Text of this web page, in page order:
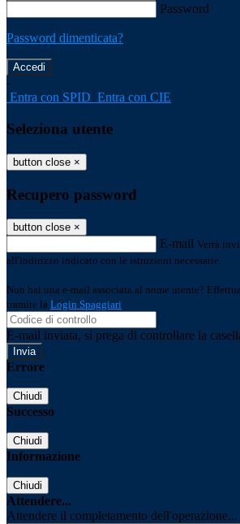
Password
Password dimenticata?
-
Entra con SPID Entra con CIE
Seleziona utente
button close ×
Recupero password
button close ×
E-mail Verrà
all'indirizzo indicato con le istruzioni necessarie.
Non hai una e-mail associata al nome utente?
tramite la Login Spaggiari
E-mail inviata, si prega di controllare la
Errore
Chiudi
Successo
Chiudi
Informazione
Chiudi
Attendere...
Attendere il completamento dell'operazione...